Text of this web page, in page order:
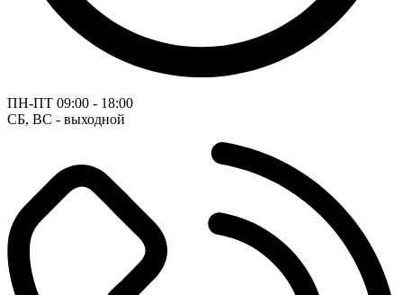
ПН-ПТ 09:00 - 18:00
СБ, ВС - выходной